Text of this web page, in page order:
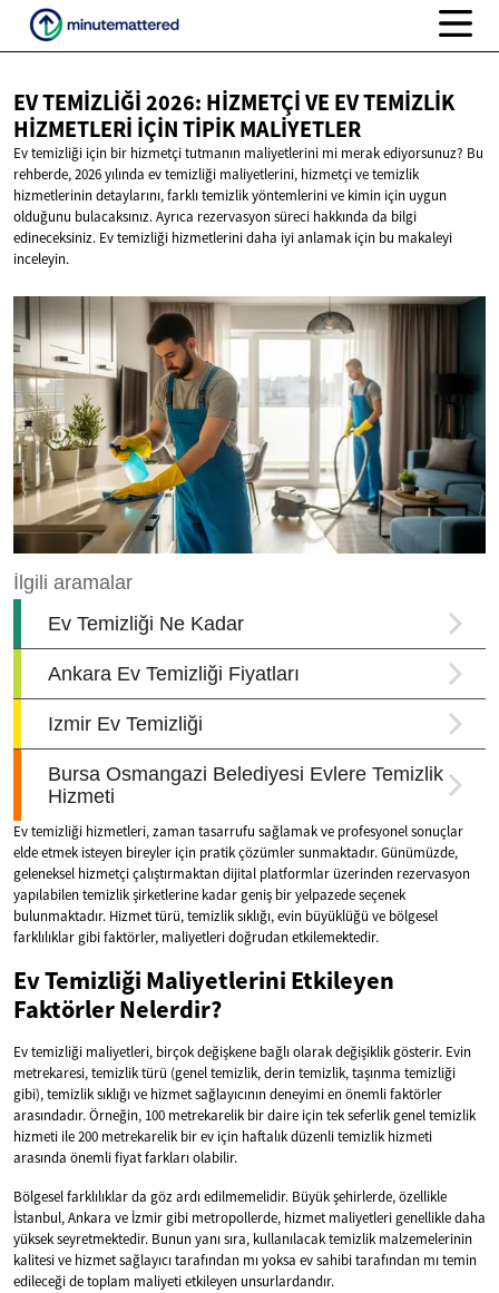
EV TEMIZLIĞI 2026: HIZMETÇI VE EV TEMIZLIK
HIZMETLERI İÇINTIPIK MALIYETLER
Ev temizliği için bir hizmetçi tutmanın maliyetlerini mi merak ediyorsunuz? Bu
rehberde, 2026 yılında ev temizliği maliyetlerini, hizmetçi ve temizlik
hizmetlerinin detaylarını, farklı temizlik yöntemlerini ve kimin için uygun
olduğunu bulacaksınız. Ayrıca rezervasyon süreci hakkında da bilgi
edineceksiniz. Ev temizliği hizmetlerini daha iyi anlamak için bu makaleyi
inceleyin.
Ev temizliği hizmetleri, zaman tasarrufu sağlamak ve profesyonel sonuçlar
elde etmek isteyen bireyler için pratik çözümler sunmaktadır. Günümüzde,
geleneksel hizmetçi çalıştırmaktan dijital platformlar üzerinden rezervasyon
yapılabilen temizlik şirketlerine kadar geniş bir yelpazede seçenek
bulunmaktadır. Hizmet türü, temizlik sıklığı, evin büyüklüğü ve bölgesel
farklılıklar gibi faktörler, maliyetleri doğrudan etkilemektedir.
Ev Temizliği Maliyetlerini Etkileyen
Faktörler Nelerdir?
Ev temizliği maliyetleri, birçok değişkene bağlı olarak değişiklik gösterir. Evin
metrekaresi, temizlik türü (genel temizlik, derin temizlik, taşınma temizliği
gibi), temizlik sıklığı ve hizmet sağlayıcının deneyimi en önemli faktörler
arasındadır. Örneğin, 100 metrekarelik bir daire için tek seferlik genel temizlik
hizmeti ile 200 metrekarelik bir ev için haftalık düzenli temizlik hizmeti
arasında önemli fiyat farkları olabilir.
Bölgesel farklılıklar da göz ardı edilmemelidir. Büyük şehirlerde, özellikle
İstanbul, Ankara ve İzmir gibi metropollerde, hizmet maliyetleri genellikle daha
yüksek seyretmektedir. Bunun yanı sıra, kullanılacak temizlik malzemelerinin
kalitesi ve hizmet sağlayıcı tarafından mı yoksa ev sahibi tarafından mı temin
edileceği de toplam maliyeti etkileyen unsurlardandır.